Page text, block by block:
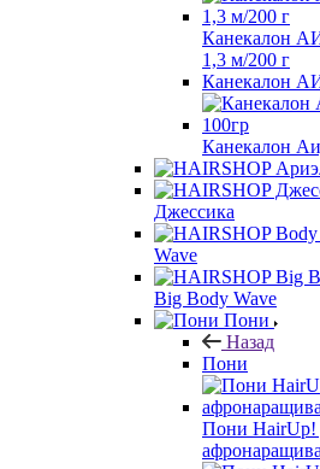
Канекалон
1,3 м/200 г
Канекалон
Канекалон
Джессика
Wave
Big Body Wave
Пони
Назад
Пони
Пони HairUp!